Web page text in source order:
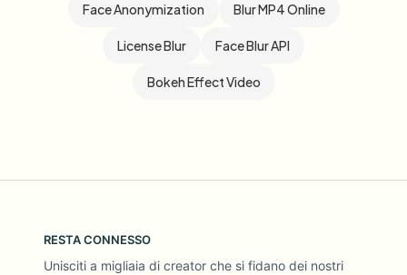
Face Anonymization Blur MP4 Online
License Blur Face Blur API
Bokeh Effect Video
RESTA CONNESSO
Unisciti a migliaia di creator che si fidano dei nostri